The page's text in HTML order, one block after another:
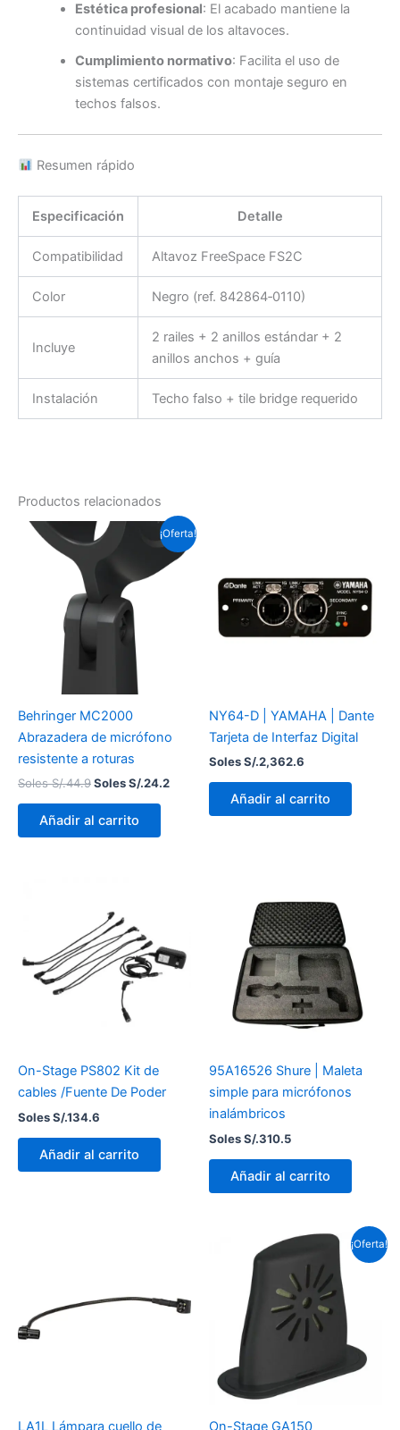
Estética profesional: El acabado mantiene la
continuidad visual de los altavoces.
Cumplimiento normativo: Facilita el uso de
sistemas certificados con montaje seguro en
techos falsos.
Resumen rápido
Especificación Detalle
Compatibilidad Altavoz FreeSpace FS2C
Color Negro (ref. 842864‑0110)
Incluye
2 railes + 2 anillos estándar + 2
anillos anchos + guía
Instalación Techo falso + tile bridge requerido
Productos relacionados
¡Oferta!
Behringer MC2000
Abrazadera de micrófono
resistente a roturas
Soles S/.44.9
El
precio
Soles
S/.44.9.
Soles S/.24.2
El
precio
actual
Añadir al carrito
NY64-D | YAMAHA | Dante
Tarjeta de Interfaz Digital
Soles S/.2,362.6
Añadir al carrito
On-Stage PS802 Kit de
cables /Fuente De Poder
Soles S/.134.6
Añadir al carrito
95A16526 Shure | Maleta
simple para micrófonos
inalámbricos
Soles S/.310.5
Añadir al carrito
LA1L Lámpara cuello de
¡Oferta!
On-Stage GA150
El
original
era:
Soles
S/.51.8.
El
precio